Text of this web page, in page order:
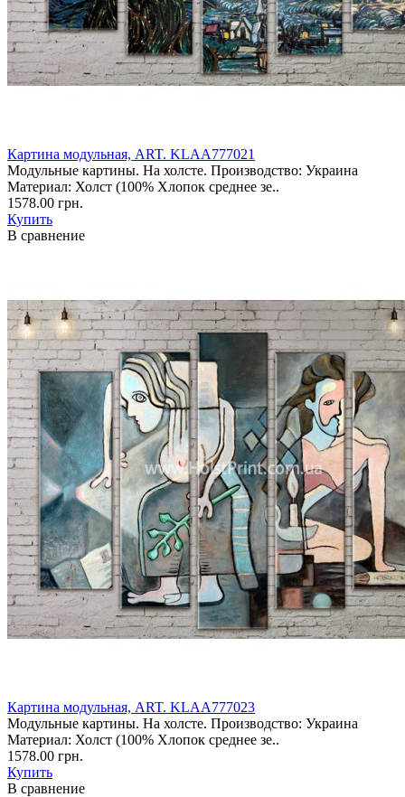
Картина модульная, ART. KLAA777021
Модульные картины. На холсте. Производство: Украина
Материал: Холст (100% Хлопок среднее зе..
1578.00 грн.
Купить
В сравнение
Картина модульная, ART. KLAA777023
Модульные картины. На холсте. Производство: Украина
Материал: Холст (100% Хлопок среднее зе..
1578.00 грн.
Купить
В сравнение